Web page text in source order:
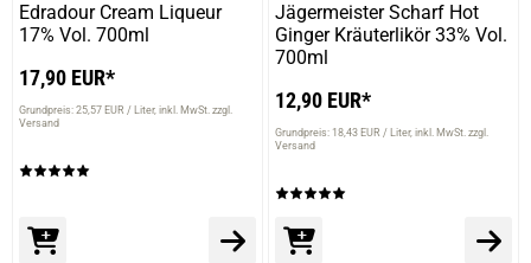
Edradour Cream Liqueur
17% Vol. 700ml
17,90 EUR*
Grundpreis: 25,57 EUR / Liter inkl. MwSt. zzgl.
Versand
Jägermeister Scharf Hot
Ginger Kräuterlikör 33% Vol.
700ml
12,90 EUR*
Grundpreis: 18,43 EUR / Liter inkl. MwSt. zzgl.
Versand